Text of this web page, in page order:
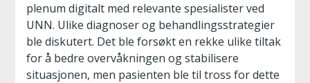
plenum digitalt med relevante spesialister ved
UNN. Ulike diagnoser og behandlingsstrategier
ble diskutert. Det ble forsøkt en rekke ulike tiltak
for å bedre overvåkningen og stabilisere
situasjonen, men pasienten ble til tross for dette